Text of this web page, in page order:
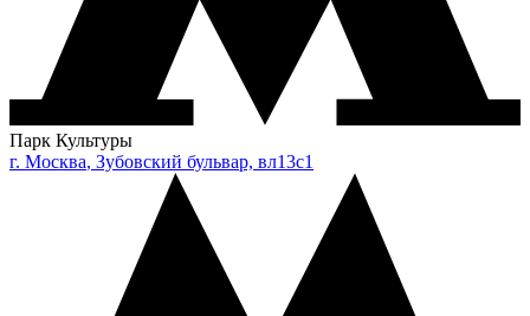
Парк Культуры
г. Москва, Зубовский бульвар, вл13с1